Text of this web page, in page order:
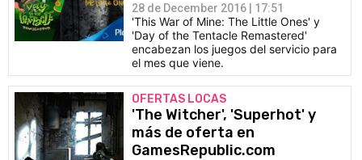
28 de December 2016 | 17:51
'This War of Mine: The Little Ones' y
'Day of the Tentacle Remastered'
encabezan los juegos del servicio para
el mes que viene.
OFERTAS LOCAS
'The Witcher', 'Superhot' y
más de oferta en
GamesRepublic.com